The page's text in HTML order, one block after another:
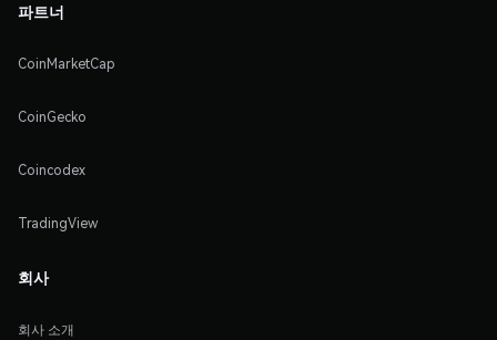
파트너
CoinMarketCap
CoinGecko
Coincodex
TradingView
회사
회사 소개